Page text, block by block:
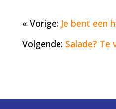
« Vorige: Je bent een
Volgende: Salade? Te